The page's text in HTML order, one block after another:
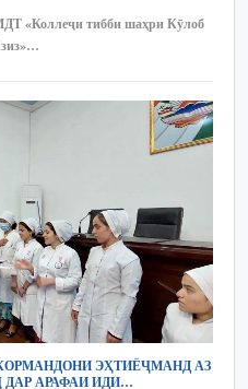
«Коллеҷи тибби шаҳри Кӯлоб
ЭҲТИЁҶМАНД АЗ
ДАР АРАФАИ ИДИ…